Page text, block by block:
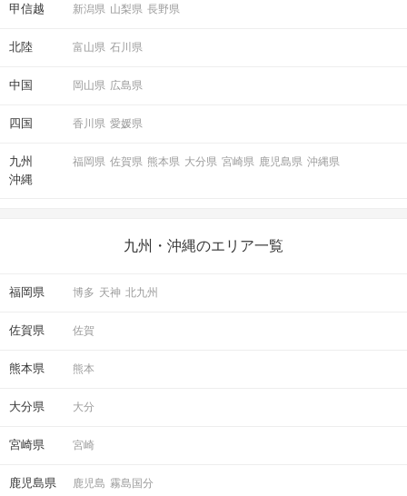
甲信越 新潟県 山梨県 長野県
北陸 富山県 石川県
中国 岡山県 広島県
四国 香川県 愛媛県
九州
沖縄
福岡県 佐賀県 熊本県 大分県 宮崎県 鹿児島県 沖縄県
九州・沖縄のエリア一覧
福岡県 博多 天神 北九州
佐賀県 佐賀
熊本県 熊本
大分県 大分
宮崎県 宮崎
鹿児島県 鹿児島 霧島国分